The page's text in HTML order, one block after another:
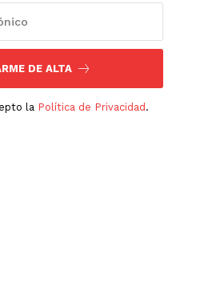
DE ALTA
la Política de Privacidad .